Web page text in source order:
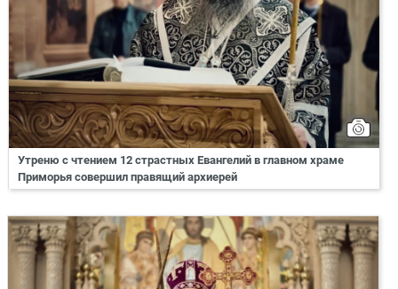
Утреню с чтением 12 страстных Евангелий в главном храме
Приморья совершил правящий архиерей